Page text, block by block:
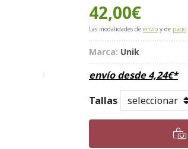
42,00€
Las modalidades de envío y de pago
Marca: Unik
envío desde4,24€*
Tallas